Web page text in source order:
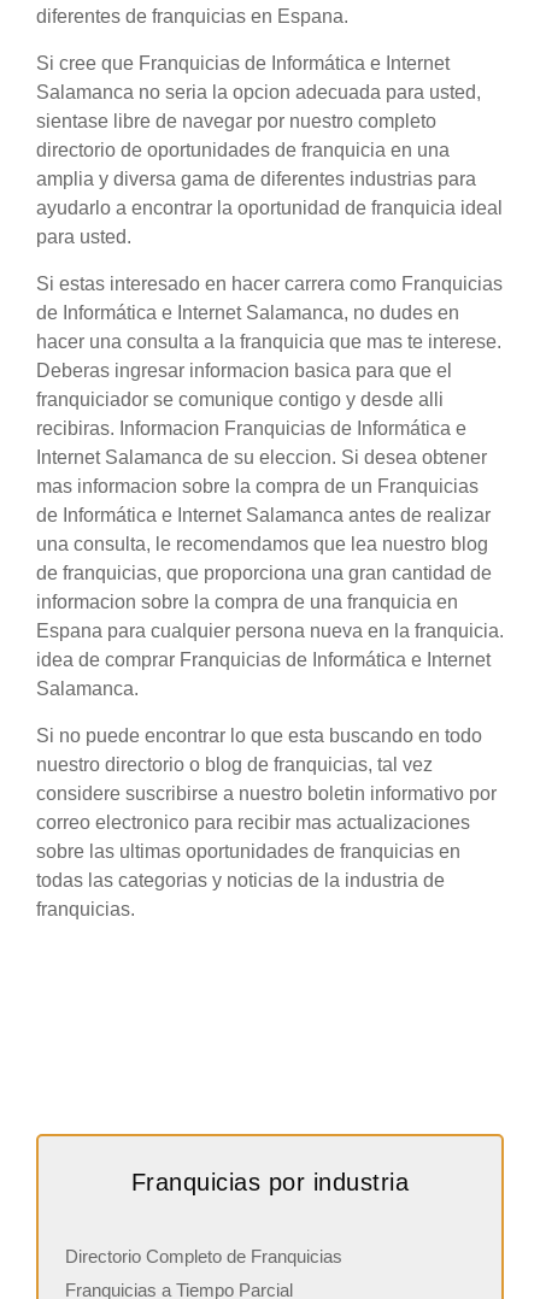
diferentes de franquicias en Espana.
Si cree que Franquicias de Informática e Internet
Salamanca no seria la opcion adecuada para usted,
sientase libre de navegar por nuestro completo
directorio de oportunidades de franquicia en una
amplia y diversa gama de diferentes industrias para
ayudarlo a encontrar la oportunidad de franquicia ideal
para usted.
Si estas interesado en hacer carrera como Franquicias
de Informática e Internet Salamanca, no dudes en
hacer una consulta a la franquicia que mas te interese.
Deberas ingresar informacion basica para que el
franquiciador se comunique contigo y desde alli
recibiras. Informacion Franquicias de Informática e
Internet Salamanca de su eleccion. Si desea obtener
mas informacion sobre la compra de un Franquicias
de Informática e Internet Salamanca antes de realizar
una consulta, le recomendamos que lea nuestro blog
de franquicias, que proporciona una gran cantidad de
informacion sobre la compra de una franquicia en
Espana para cualquier persona nueva en la franquicia.
idea de comprar Franquicias de Informática e Internet
Salamanca.
Si no puede encontrar lo que esta buscando en todo
nuestro directorio o blog de franquicias, tal vez
considere suscribirse a nuestro boletin informativo por
correo electronico para recibir mas actualizaciones
sobre las ultimas oportunidades de franquicias en
todas las categorias y noticias de la industria de
franquicias.
Franquicias por industria
Directorio Completo de Franquicias
Franquicias a Tiempo Parcial